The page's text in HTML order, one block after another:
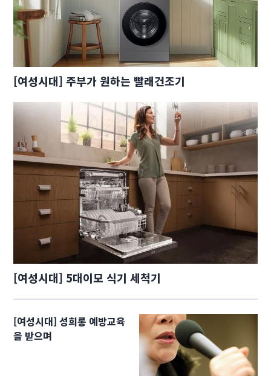
[여성시대] 주부가 원하는 빨래건조기
[여성시대] 5대이모 식기 세척기
[여성시대] 성희롱 예방교육
을 받으며